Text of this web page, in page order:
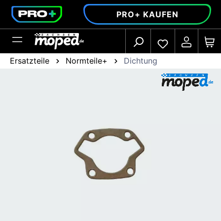
springen PRO+ KAUFEN
Ersatzteile Normteile+ Dichtung